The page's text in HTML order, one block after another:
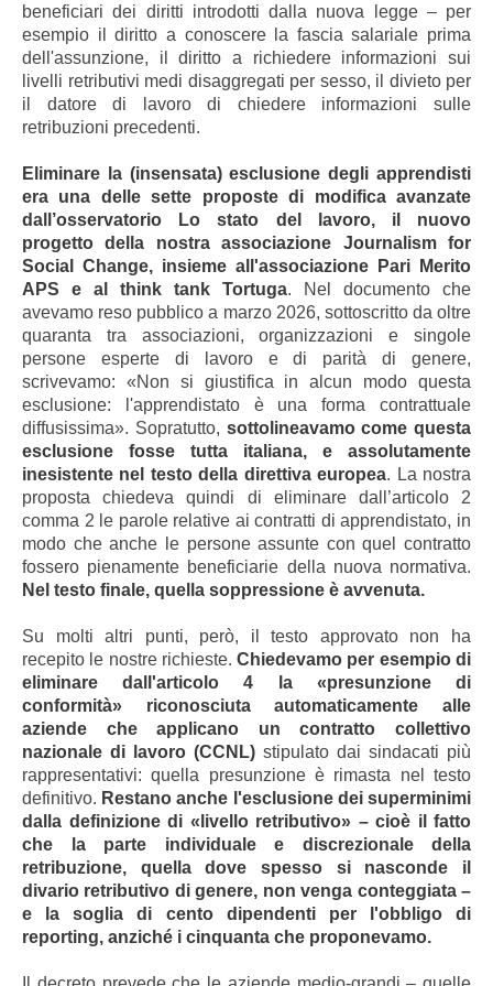
beneficiari dei diritti introdotti dalla nuova legge – per
esempio il diritto a conoscere la fascia salariale prima
dell'assunzione, il diritto a richiedere informazioni sui
livelli retributivi medi disaggregati per sesso, il divieto per
il datore di lavoro di chiedere informazioni sulle
retribuzioni precedenti.
Eliminare la (insensata) esclusione degli apprendisti
era una delle sette proposte di modifica avanzate
dall’osservatorio Lo stato del lavoro, il nuovo
progetto della nostra associazione Journalism for
Social Change, insieme all'associazione Pari Merito
APS e al think tank Tortuga. Nel documento che
avevamo reso pubblico a marzo 2026, sottoscritto da oltre
quaranta tra associazioni, organizzazioni e singole
persone esperte di lavoro e di parità di genere,
scrivevamo: «Non si giustifica in alcun modo questa
esclusione: l'apprendistato è una forma contrattuale
diffusissima». Sopratutto, sottolineavamo come questa
esclusione fosse tutta italiana, e assolutamente
inesistente nel testo della direttiva europea. La nostra
proposta chiedeva quindi di eliminare dall’articolo 2
comma 2 le parole relative ai contratti di apprendistato, in
modo che anche le persone assunte con quel contratto
fossero pienamente beneficiarie della nuova normativa.
Nel testo finale, quella soppressione è avvenuta.
Su molti altri punti, però, il testo approvato non ha
recepito le nostre richieste.Chiedevamo per esempio di
eliminare dall'articolo 4 la «presunzione di
conformità» riconosciuta automaticamente alle
aziende che applicano un contratto collettivo
nazionale di lavoro (CCNL) stipulato dai sindacati più
rappresentativi: quella presunzione è rimasta nel testo
definitivo. Restano anche l'esclusione dei superminimi
dalla definizione di «livello retributivo» – cioè il fatto
che la parte individuale e discrezionale della
retribuzione, quella dove spesso si nasconde il
divario retributivo di genere, non venga conteggiata –
e la soglia di cento dipendenti per l'obbligo di
reporting, anziché i cinquanta che proponevamo.